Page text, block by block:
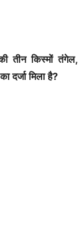
तीन किस्मों तंगेल,
दर्जा मिला है?